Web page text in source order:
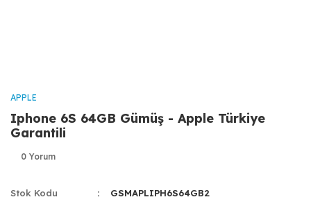
APPLE
Iphone 6S 64GB Gümüş - Apple Türkiye
Garantili
0 Yorum
Stok Kodu GSMAPLIPH6S64GB2